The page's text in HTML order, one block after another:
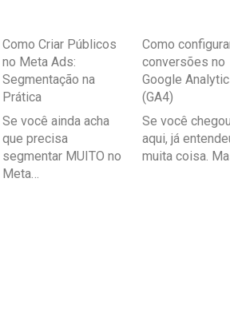
Como Criar Públicos
no Meta Ads:
Segmentação na
Prática
Se você ainda acha
que precisa
segmentar MUITO no
Meta…
Como
conversões no
Google
(GA4)
Se você
aqui, já
muita coisa.